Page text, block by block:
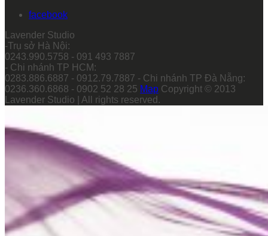
facebook
Lavender Studio
-Trụ sở Hà Nội:
0243.990.5758 - 091 493 7887
- Chi nhánh TP HCM:
0283.886.6887 - 0912.79.7887 - Chi nhánh TP Đà Nẵng:
0236.360.6868 - 0902 52 28 25 Map Copyright © 2013
Lavender Studio | All rights reserved.